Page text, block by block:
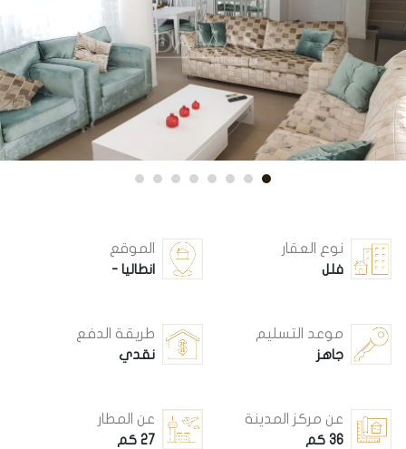
نوع العقار
فلل
الموقع
انطاليا -
موعد التسليم
جاهز
طريقة الدفع
نقدي
عن مركز المدينة
36 كم
عن المطار
27 كم